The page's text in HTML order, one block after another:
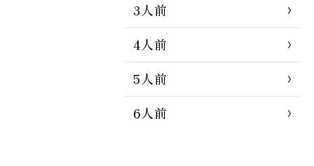
3人前
4人前
5人前
6人前